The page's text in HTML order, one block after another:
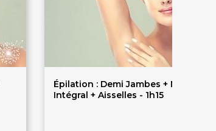
Épilation : Demi Jambes + Maillot
Intégral + Aisselles - 1h15